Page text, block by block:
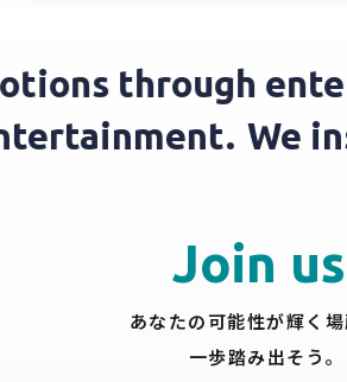
through
entertainment.
Join
あなたの可能性が輝く場
一歩踏み出そう。